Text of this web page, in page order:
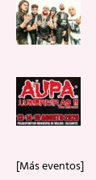
[Más eventos]